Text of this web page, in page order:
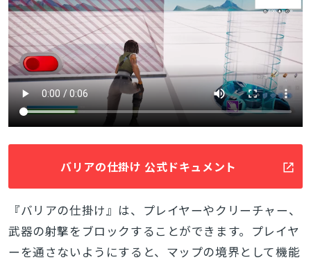
バリアの仕掛け 公式ドキュメント
『バリアの仕掛け』は、プレイヤーやクリーチャー、
武器の射撃をブロックすることができます。プレイヤ
ーを通さないようにすると、マップの境界として機能